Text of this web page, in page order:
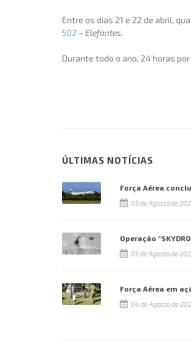
Entre os dias 21 e 22 de abril,
502 – Elefantes.
Durante todo o ano, 24 horas
ÚLTIMAS NOTÍCIAS
Força Aérea
05 de Agosto de
Operação
05 de Agosto de
Força Aérea em
04 de Agosto de